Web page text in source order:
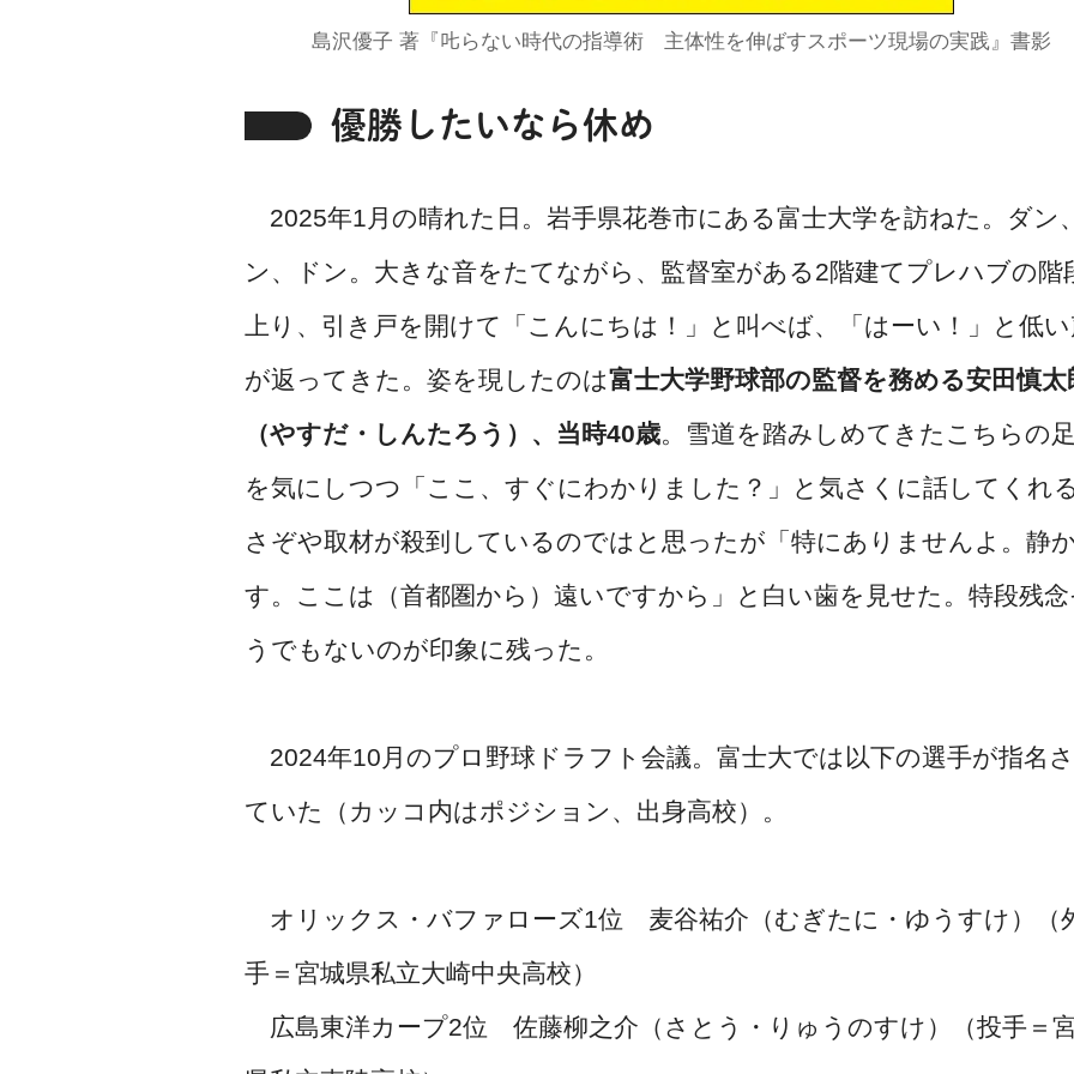
島沢優子 著『𠮟らない時代の指導術 主体性を伸ばすスポーツ現場の実践』書影
優勝したいなら休め
2025年1月の晴れた日。岩手県花巻市にある富士大学を訪ねた。ダン
ン、ドン。大きな音をたてながら、監督室がある2階建てプレハブの階
上り、引き戸を開けて「こんにちは！」と叫べば、「はーい！」と低
が返ってきた。姿を現したのは富士大学野球部の監督を務める安田慎太
（やすだ・しんたろう）、当時40歳。雪道を踏みしめてきたこちらの
を気にしつつ「ここ、すぐにわかりました？」と気さくに話してくれる
さぞや取材が殺到しているのではと思ったが「特にありませんよ。静
す。ここは（首都圏から）遠いですから」と白い歯を見せた。特段残念
うでもないのが印象に残った。
2024年10月のプロ野球ドラフト会議。富士大では以下の選手が指名
ていた（カッコ内はポジション、出身高校）。
オリックス・バファローズ1位 麦谷祐介（むぎたに・ゆうすけ）（
手＝宮城県私立大崎中央高校）
広島東洋カープ2位 佐藤柳之介（さとう・りゅうのすけ）（投手＝